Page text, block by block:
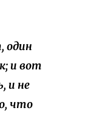
один
и вот
и не
что